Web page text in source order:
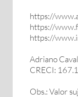
https://
https://
https://
Adriano
CRECI:
Obs.: Valor